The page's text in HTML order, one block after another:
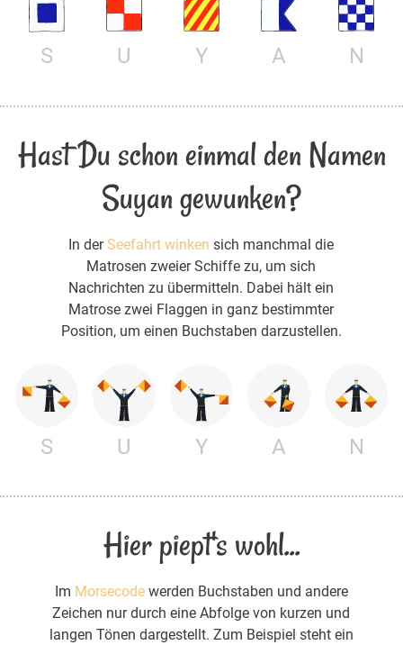
S U Y A N
Hast Du schon einmal den Namen
Suyan gewunken?
In derSeefahrt winken sich manchmal die
Matrosen zweier Schiffe zu, um sich
Nachrichten zu übermitteln. Dabei hält ein
Matrose zwei Flaggen in ganz bestimmter
Position, um einen Buchstaben darzustellen.
S U Y A N
Hier piept's wohl...
Im Morsecodewerden Buchstaben und andere
Zeichen nur durch eine Abfolge von kurzen und
langen Tönen dargestellt. Zum Beispiel steht ein